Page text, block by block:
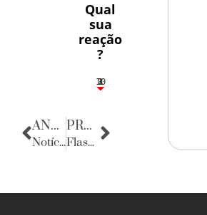
Qual
sua
reação
?
3
1
1
2
10
ANTERIOR
Notícias da Bahia
PRÓXIMA
Flashes